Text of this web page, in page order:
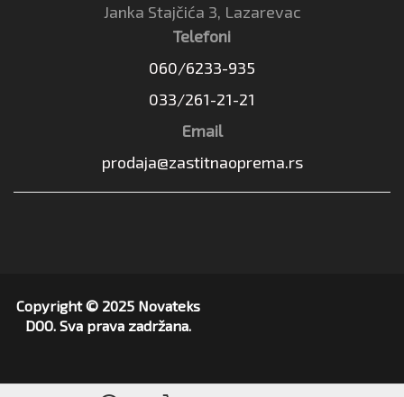
Janka Stajčića 3, Lazarevac
Telefoni
060/6233-935
033/261-21-21
Email
prodaja@zastitnaoprema.rs
Copyright © 2025 Novateks
DOO. Sva prava zadržana.